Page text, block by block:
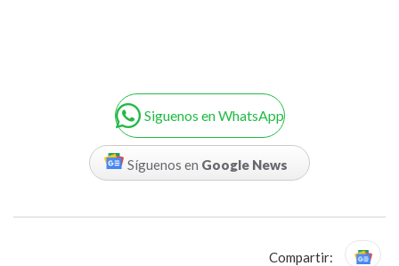
Siguenos en WhatsApp
Síguenos en Google News
Compartir: